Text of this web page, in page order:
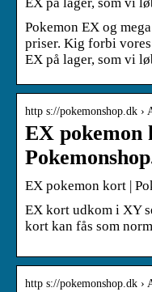
Pokemon EX og
priser. Kig forbi
EX på lager, som vi
http s://pokemonshop.dk
EX pokemon
EX pokemon kort |
EX kort udkom i XY
kort kan fås som
http s://pokemonshop.dk ›